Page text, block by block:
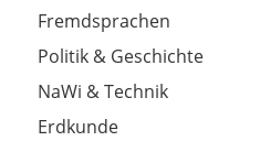
Fremdsprachen
Politik & Geschichte
NaWi & Technik
Erdkunde